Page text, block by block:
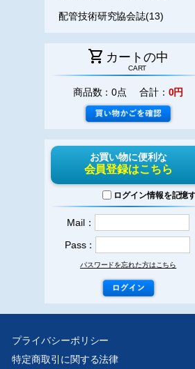
配管技術研究協会誌(13)
shopping_cart カートの中
CART
商品数：0点 合計： 0円
お買い物に便利な
会員登録はこちら
ログイン情報を記憶
Mail：
Pass：
パスワードを忘れた方はこちら
プライバシーポリシー
特定商取引に関する法律